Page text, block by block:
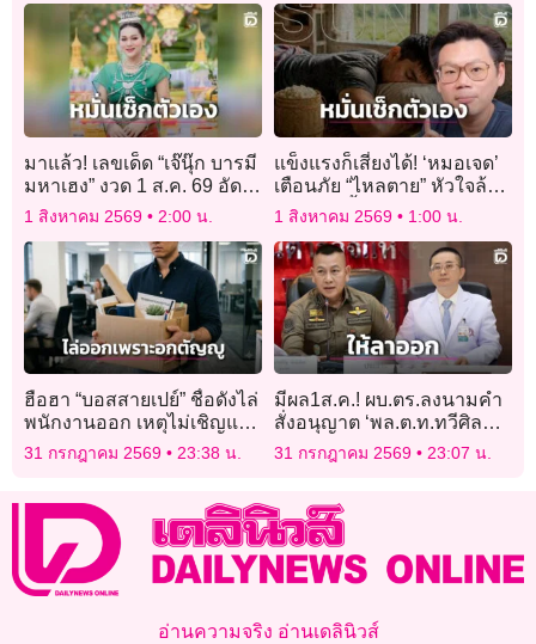
มาแล้ว! เลขเด็ด “เจ๊นุ๊ก บารมี
มหาเฮง” งวด 1 ส.ค. 69 อัด
เน้นๆ 2 ตัว-3 ตัว คอหวย
1 สิงหาคม 2569 2:00 น.
แข็งแรงก็เสี่ยงได้! ‘หมอเจด’
เตือนภัย “ไหลตาย” หัวใจล้ม
เหลวดึก มื้อใหญ่-แอลกอฮอล์
1 สิงหาคม 2569 1:00 น.
ฮือฮา “บอสสายเปย์” ชื่อดังไล่
พนักงานออก เหตุไม่เชิญแม่
มางานแต่งเพราะอายหน้าตา
31 กรกฎาคม 2569 23:38 น.
มีผล1ส.ค.! ผบ.ตร.ลงนามคำ
สั่งอนุญาต ‘พล.ต.ท.ทวีศิลป์’
ลาออกจากราชการ
31 กรกฎาคม 2569 23:07 น.
อ่านความจริง อ่านเดลินิวส์